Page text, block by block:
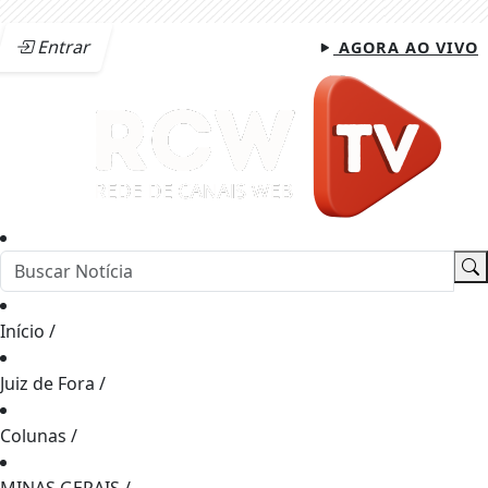
Entrar AGORA AO VIVO
Início /
Juiz de Fora /
Colunas /